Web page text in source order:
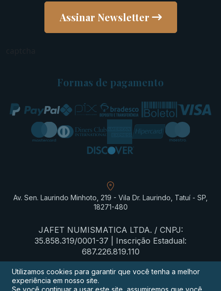
Assinar Newsletter
Formas de pagamento
Av. Sen. Laurindo Minhoto, 219 - Vila Dr. Laurindo, Tatuí - SP,
18271-480
JAFET NUMISMATICA LTDA. / CNPJ:
35.858.319/0001-37 | Inscrição Estadual:
687.226.819.110
Termos de privacidade
Utilizamos cookies para garantir que você tenha a melhor
experiência em nosso site.
Se você continuar a usar este site, assumiremos que você